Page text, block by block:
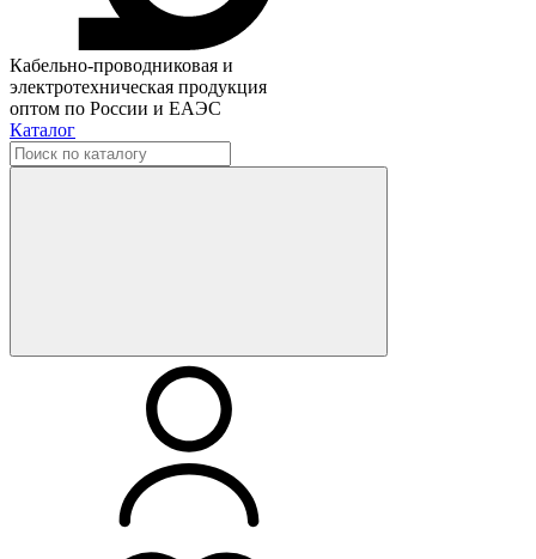
Кабельно-проводниковая и
электротехническая продукция
оптом по России и ЕАЭС
Каталог